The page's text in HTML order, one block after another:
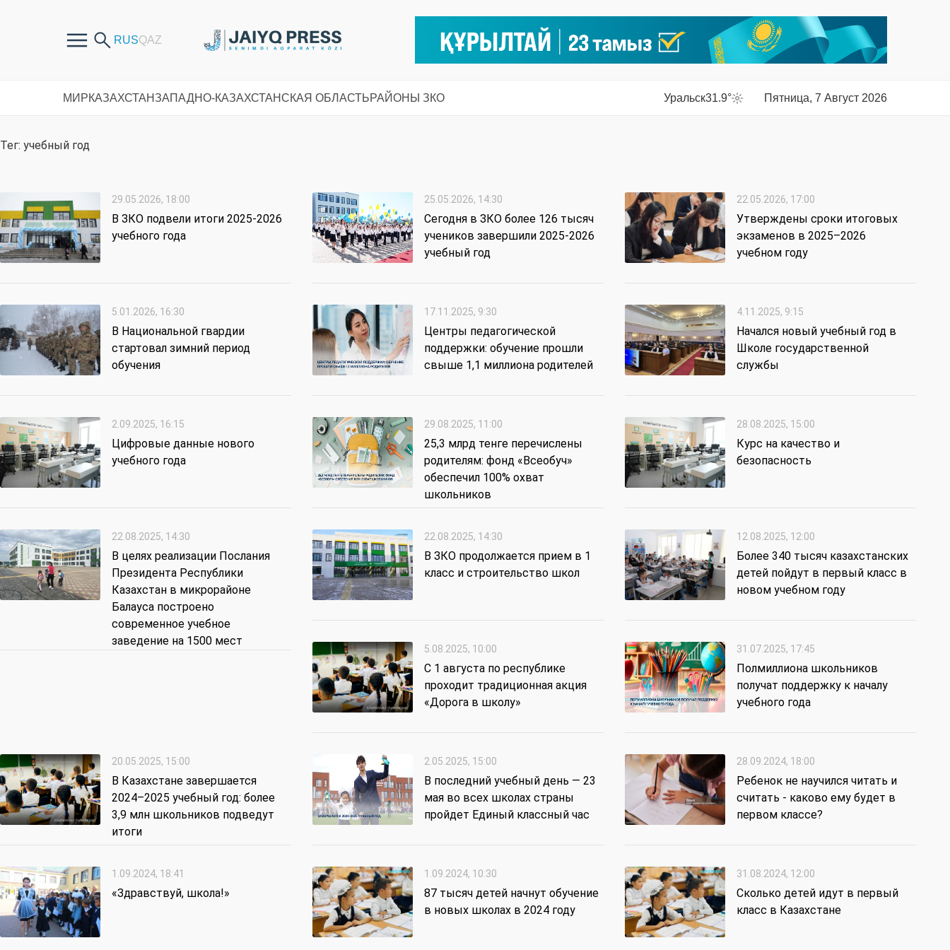
МИРКАЗАХСТАНЗАПАДНО-КАЗАХСТАНСКАЯ ОБЛАСТЬРАЙОНЫ ЗКО Уральск31.9° Пятница, 7 Август 2026
Тег: учебный год
29.05.2026, 18:00
В ЗКО подвели итоги 2025-2026
учебного года
25.05.2026, 14:30
Сегодня в ЗКО более 126 тысяч
учеников завершили 2025-2026
учебный год
22.05.2026, 17:00
Утверждены сроки итоговых
экзаменов в 2025–2026
учебном году
5.01.2026, 16:30
В Национальной гвардии
стартовал зимний период
обучения
17.11.2025, 9:30
Центры педагогической
поддержки: обучение прошли
свыше 1,1 миллиона родителей
4.11.2025, 9:15
Начался новый учебный год в
Школе государственной
службы
2.09.2025, 16:15
Цифровые данные нового
учебного года
29.08.2025, 11:00
25,3 млрд тенге перечислены
родителям: фонд «Всеобуч»
обеспечил 100% охват
школьников
28.08.2025, 15:00
Курс на качество и
безопасность
22.08.2025, 14:30
В целях реализации Послания
Президента Республики
Казахстан в микрорайоне
Балауса построено
современное учебное
заведение на 1500 мест
22.08.2025, 14:30
В ЗКО продолжается прием в 1
класс и строительство школ
12.08.2025, 12:00
Более 340 тысяч казахстанских
детей пойдут в первый класс в
новом учебном году
5.08.2025, 10:00
С 1 августа по республике
проходит традиционная акция
«Дорога в школу»
31.07.2025, 17:45
Полмиллиона школьников
получат поддержку к началу
учебного года
20.05.2025, 15:00
В Казахстане завершается
2024–2025 учебный год: более
3,9 млн школьников подведут
итоги
2.05.2025, 15:00
В последний учебный день — 23
мая во всех школах страны
пройдет Единый классный час
28.09.2024, 18:00
Ребенок не научился читать и
считать - каково ему будет в
первом классе?
1.09.2024, 18:41
«Здравствуй, школа!»
1.09.2024, 10:30
87 тысяч детей начнут обучение
в новых школах в 2024 году
31.08.2024, 12:00
Сколько детей идут в первый
класс в Казахстане